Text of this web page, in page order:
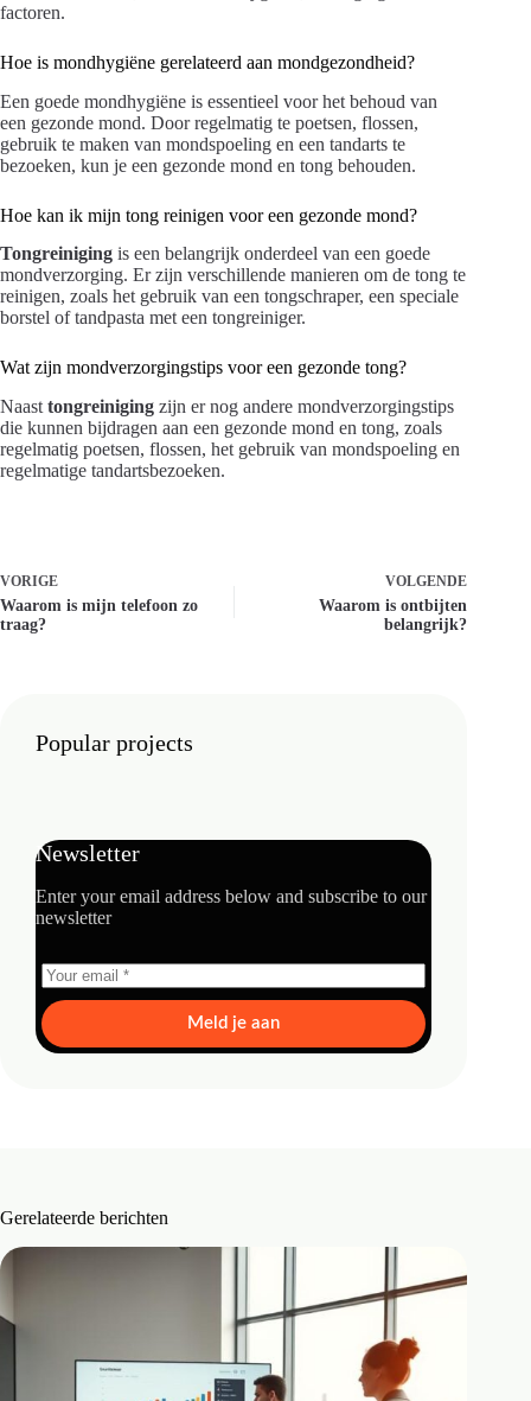
factoren.
Hoe is mondhygiëne gerelateerd aan mondgezondheid?
Een goede mondhygiëne is essentieel voor het behoud van
een gezonde mond. Door regelmatig te poetsen, flossen,
gebruik te maken van mondspoeling en een tandarts te
bezoeken, kun je een gezonde mond en tong behouden.
Hoe kan ik mijn tong reinigen voor een gezonde mond?
Tongreiniging is een belangrijk onderdeel van een goede
mondverzorging. Er zijn verschillende manieren om de tong te
reinigen, zoals het gebruik van een tongschraper, een speciale
borstel of tandpasta met een tongreiniger.
Wat zijn mondverzorgingstips voor een gezonde tong?
Naast tongreiniging zijn er nog andere mondverzorgingstips
die kunnen bijdragen aan een gezonde mond en tong, zoals
regelmatig poetsen, flossen, het gebruik van mondspoeling en
regelmatige tandartsbezoeken.
VORIGE
Waarom is mijn telefoon zo
traag?
VOLGENDE
Waarom is ontbijten
belangrijk?
Popular projects
Newsletter
Enter your email address below and subscribe to our
newsletter
Meld je aan
Gerelateerde berichten